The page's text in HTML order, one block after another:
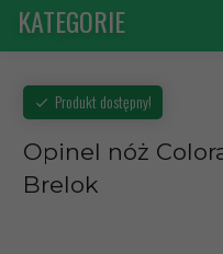
KATEGORIE
Produkt dostępny!
Opinel nóż
Brelok